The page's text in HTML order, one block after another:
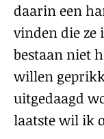
daarin een
vinden die ze
bestaan niet
willen
uitgedaagd
laatste wil ik